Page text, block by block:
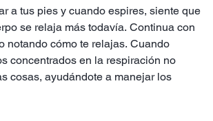
a tus pies y cuando espires, siente que
se relaja más todavía. Continua con
notando cómo te relajas. Cuando
concentrados en la respiración no
cosas, ayudándote a manejar los